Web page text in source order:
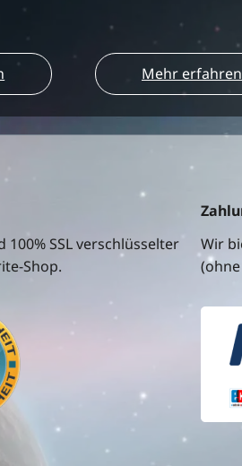
Mehr erfahren
SSL verschlüsselter
Shop.
Wir